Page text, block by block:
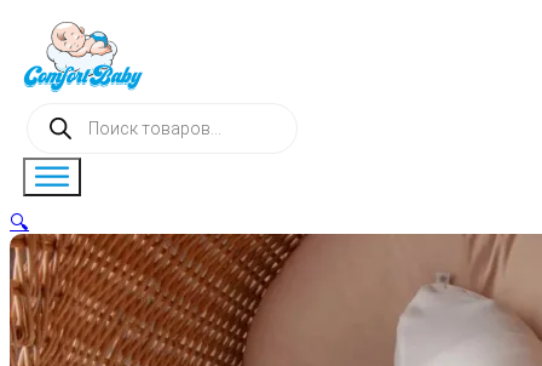
Поиск
товаров
🔍